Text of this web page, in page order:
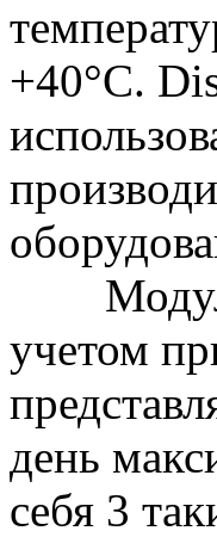
+40°C.
учетом
день
себя 3